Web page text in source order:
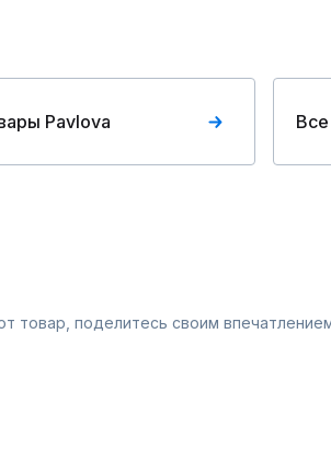
Pavlova Все
товар, поделитесь своим